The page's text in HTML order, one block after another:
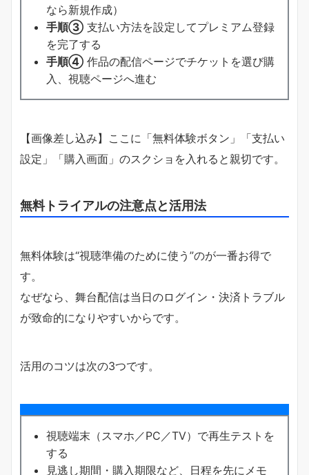
なら新規作成）
手順③ 支払い方法を設定してプレミアム登録
を完了する
手順④ 作品の配信ページでチケットを選び購
入、視聴ページへ進む
【画像差し込み】ここに「無料体験ボタン」「支払い
設定」「購入画面」のスクショを入れると親切です。
無料トライアルの注意点と活用法
無料体験は“視聴準備のために使う”のが一番お得で
す。
なぜなら、舞台配信は当日のログイン・決済トラブル
が致命的になりやすいからです。
活用のコツは次の3つです。
視聴端末（スマホ／PC／TV）で再生テストを
する
見逃し期間・購入期限など、日程を先にメモ